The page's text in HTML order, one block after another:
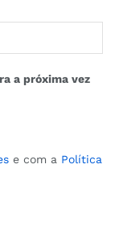
a próxima vez
e com a Política